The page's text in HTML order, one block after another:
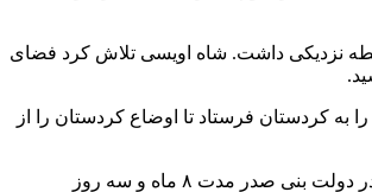
نزدیکی داشت. شاه اویسی تلاش کرد فضای
کردستان فرستاد تا اوضاع کردستان را از
استاندار شد. ویدر دولت بنی صدر مدت ۸ ماه و سه روز